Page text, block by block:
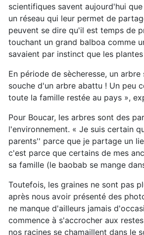
scientifiques savent aujourd'hui
un réseau qui leur permet de
peuvent se dire qu'il est temps de
touchant un grand balboa comme
savaient par instinct que les
En période de sècheresse, un
souche d'un arbre abattu ! Un peu
toute la famille restée au pays »,
Pour Boucar, les arbres sont des
l'environnement. « Je suis certain
parents'' parce que je partage un
c'est parce que certains de mes
sa famille (le baobab se mange
Toutefois, les graines ne sont pas
après nous avoir présenté des
ne manque d'ailleurs jamais
commence à s'accrocher aux
nos racines se chamaillent dans le